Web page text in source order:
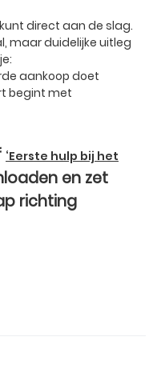
direct aan de slag.
maar duidelijke uitleg
aankoop doet
begint met
‘Eerste hulp bij het
en zet
richting